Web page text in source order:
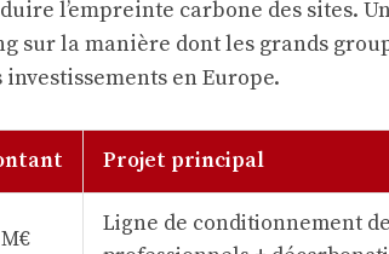
l’empreinte carbone des sites.
sur la manière dont les grands
en Europe.
Projet principal
Ligne de conditionnement